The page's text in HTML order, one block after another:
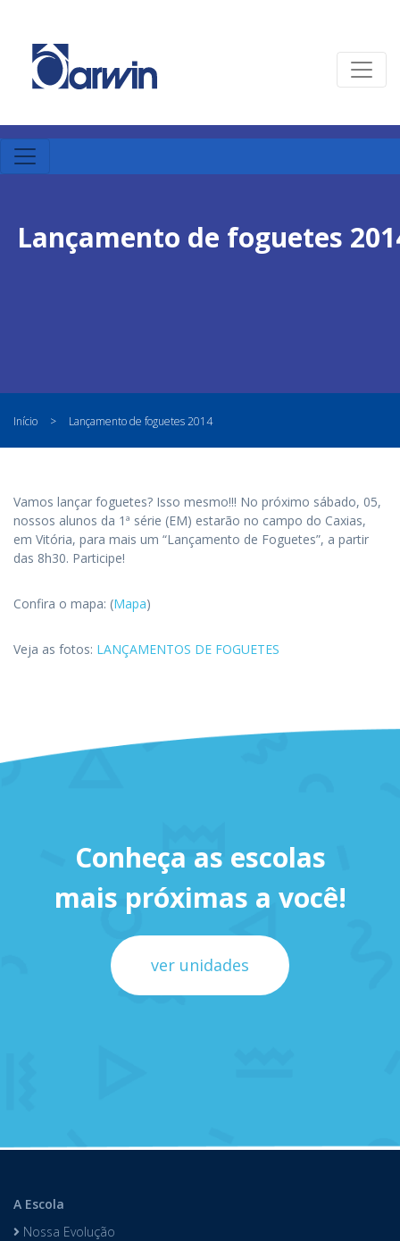
Lançamento de foguetes
Início > Lançamento de foguetes 2014
Vamos lançar foguetes? Isso mesmo!!! No próximo sábado, 05,
nossos alunos da 1ª série (EM) estarão no campo do Caxias,
em Vitória, para mais um “Lançamento de Foguetes”, a partir
das 8h30. Participe!
Confira o mapa: (Mapa)
Veja as fotos: LANÇAMENTOS DE FOGUETES
Conheça as escolas
mais próximas a você!
ver unidades
A Escola
Nossa Evolução